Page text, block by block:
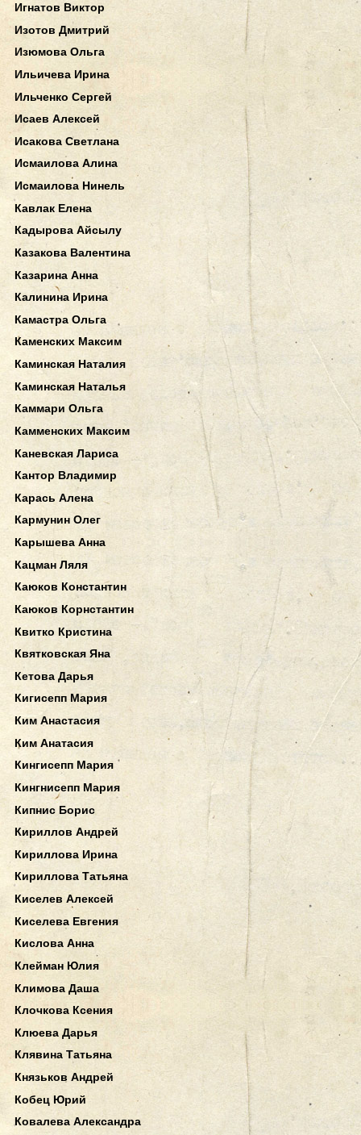
Игнатов Виктор
Изотов Дмитрий
Изюмова Ольга
Ильичева Ирина
Ильченко Сергей
Исаев Алексей
Исакова Светлана
Исмаилова Алина
Исмаилова Нинель
Кавлак Елена
Кадырова Айсылу
Казакова Валентина
Казарина Анна
Калинина Ирина
Камастра Ольга
Каменских Максим
Каминская Наталия
Каминская Наталья
Каммари Ольга
Камменских Максим
Каневская Лариса
Кантор Владимир
Карась Алена
Кармунин Олег
Карышева Анна
Кацман Ляля
Каюков Константин
Каюков Корнстантин
Квитко Кристина
Квятковская Яна
Кетова Дарья
Кигисепп Мария
Ким Анастасия
Ким Анатасия
Кингисепп Мария
Кингнисепп Мария
Кипнис Борис
Кириллов Андрей
Кириллова Ирина
Кириллова Татьяна
Киселев Алексей
Киселева Евгения
Кислова Анна
Клейман Юлия
Климова Даша
Клочкова Ксения
Клюева Дарья
Клявина Татьяна
Князьков Андрей
Кобец Юрий
Ковалева Александра